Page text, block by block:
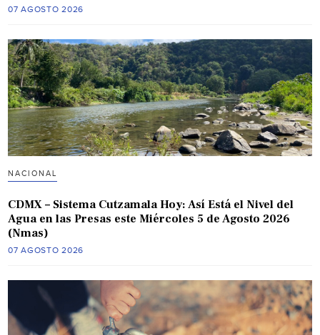
07 AGOSTO 2026
NACIONAL
CDMX – Sistema Cutzamala Hoy: Así Está el Nivel del
Agua en las Presas este Miércoles 5 de Agosto 2026
(Nmas)
07 AGOSTO 2026